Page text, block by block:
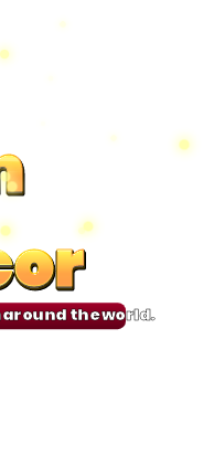
the world.